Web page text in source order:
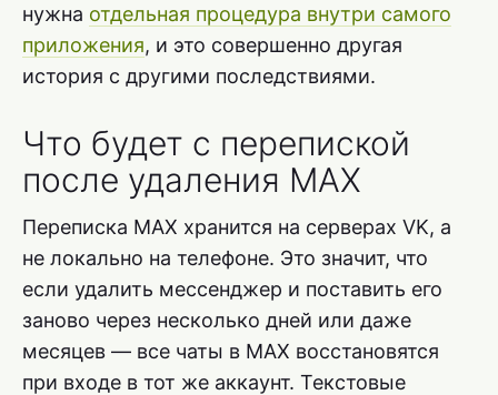
нужна отдельная процедура внутри самого
приложения, и это совершенно другая
история с другими последствиями.
Что будет с перепиской
после удаления MAX
Переписка MAX хранится на серверах VK, а
не локально на телефоне. Это значит, что
если удалить мессенджер и поставить его
заново через несколько дней или даже
месяцев — все чаты в MAX восстановятся
при входе в тот же аккаунт. Текстовые